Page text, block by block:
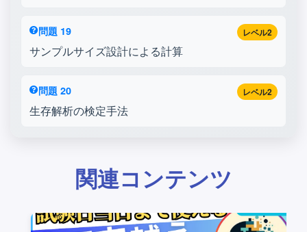
レベル2
問題 19
サンプルサイズ設計による計算
レベル2
問題 20
生存解析の検定手法
関連コンテンツ